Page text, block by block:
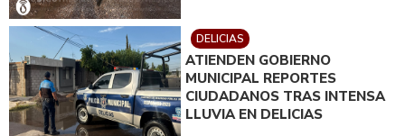
DELICIAS
ATIENDEN GOBIERNO
MUNICIPAL REPORTES
CIUDADANOS TRAS INTENSA
LLUVIA EN DELICIAS